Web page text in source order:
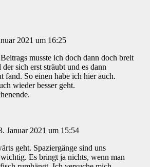
2021 um 16:25
musste ich doch dann doch breit
sich erst sträubt und es dann
fand. So einen habe ich hier auch.
wieder besser geht.
Januar 2021 um 15:54
geht. Spaziergänge sind uns
Es bringt ja nichts, wenn man